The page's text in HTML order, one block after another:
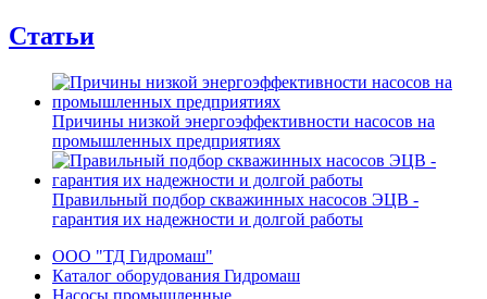
Статьи
Причины низкой энергоэффективности насосов на
промышленных предприятиях
Правильный подбор скважинных насосов ЭЦВ -
гарантия их надежности и долгой работы
ООО "ТД Гидромаш"
Каталог оборудования Гидромаш
Насосы промышленные